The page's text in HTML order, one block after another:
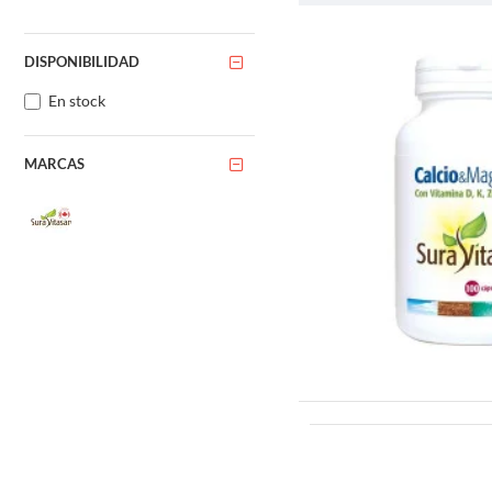
DISPONIBILIDAD
En stock
MARCAS
vegetal como el aceite de
embargo, la absorción de
Vale la pena señalar que
embargo, esta fuente no
Funciones de la
La filoquinona cumple dos
COAGULACIÓN DE
La vitamina K1 es esencial
estos factores de
provoca sangrado excesivo
Por lo tanto, es esencial
toman medicamentos